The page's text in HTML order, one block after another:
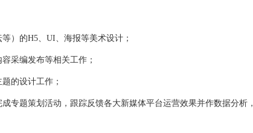
）的H5、UI、海报等美术设计；
采编发布等相关工作；
的设计工作；
题策划活动，跟踪反馈各大新媒体平台运营效果并作数据分析